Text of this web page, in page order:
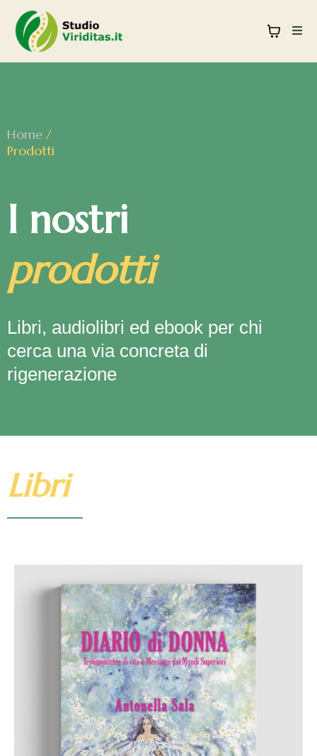
Home /
Prodotti
I nostri
prodotti
Libri, audiolibri ed ebook per chi
cerca una via concreta di
rigenerazione
Libri